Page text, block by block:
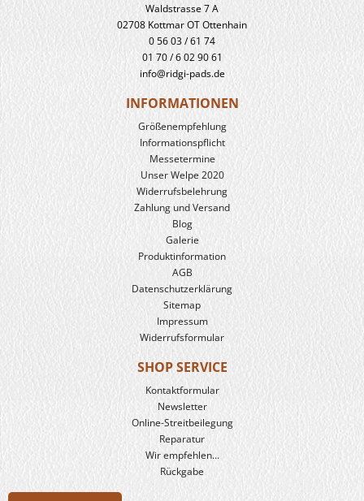
Waldstrasse 7 A
02708 Kottmar OT Ottenhain
0 56 03 / 61 74
01 70 / 6 02 90 61
info@ridgi-pads.de
INFORMATIONEN
Größenempfehlung
Informationspflicht
Messetermine
Unser Welpe 2020
Widerrufs­belehrung
Zahlung und Versand
Blog
Galerie
Produkt­information
AGB
Datenschutzerklärung
Sitemap
Impressum
Widerrufsformular
SHOP SERVICE
Kontaktformular
Newsletter
Online-Streitbeilegung
Reparatur
Wir empfehlen...
Rückgabe